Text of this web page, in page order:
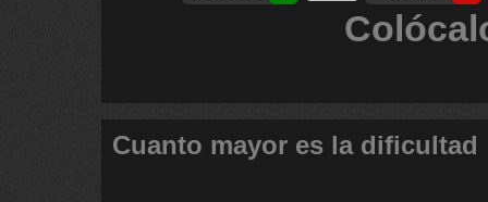
Cuanto mayor es la dificultad